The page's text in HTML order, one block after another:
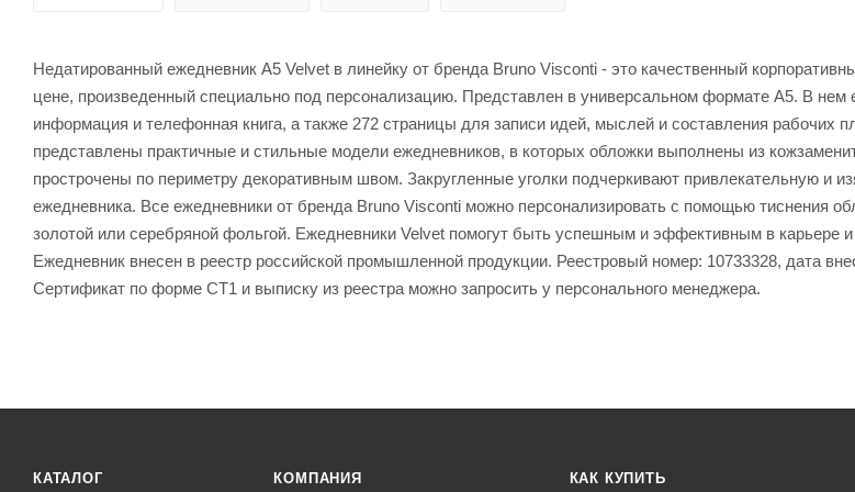
Недатированный ежедневник A5 Velvet в линейку от бренда Bruno Visconti - это качественный
цене, произведенный специально под персонализацию. Представлен в универсальном формате А5. В нем
информация и телефонная книга, а также 272 страницы для записи идей, мыслей и составления рабочих
представлены практичные и стильные модели ежедневников, в которых обложки выполнены из
прострочены по периметру декоративным швом. Закругленные уголки подчеркивают привлекательную и
ежедневника. Все ежедневники от бренда Bruno Visconti можно персонализировать с помощью тиснения
золотой или серебряной фольгой. Ежедневники Velvet помогут быть успешным и эффективным в карьере
Ежедневник внесен в реестр российской промышленной продукции. Реестровый номер: 10733328, дата
Сертификат по форме СТ1 и выписку из реестра можно запросить у персонального менеджера.
КАТАЛОГ КОМПАНИЯ КАК КУПИТЬ